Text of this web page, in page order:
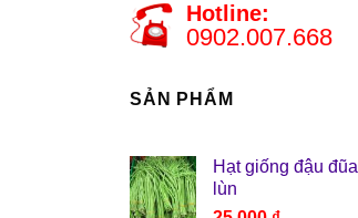
Hotline:
0902.007.668
SẢN PHẨM
Hạt giống đậu đũa
lùn